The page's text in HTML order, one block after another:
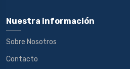
Nuestra información
Sobre Nosotros
Contacto